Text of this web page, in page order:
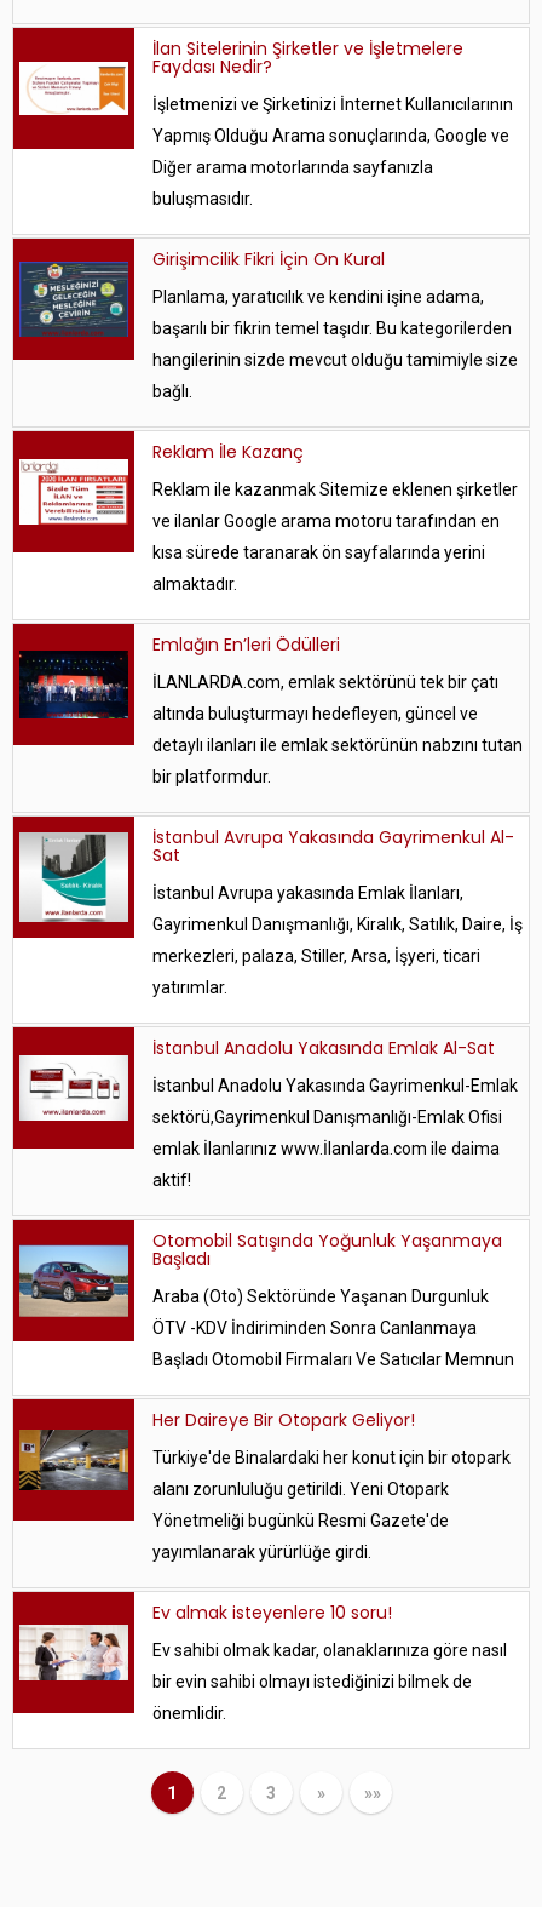
İlan Sitelerinin Şirketler ve İşletmelere
Faydası Nedir?
İşletmenizi ve Şirketinizi İnternet Kullanıcılarının
Yapmış Olduğu Arama sonuçlarında, Google ve
Diğer arama motorlarında sayfanızla
buluşmasıdır.
Girişimcilik Fikri İçin On Kural
Planlama, yaratıcılık ve kendini işine adama,
başarılı bir fikrin temel taşıdır. Bu kategorilerden
hangilerinin sizde mevcut olduğu tamimiyle size
bağlı.
Reklam İle Kazanç
Reklam ile kazanmak Sitemize eklenen şirketler
ve ilanlar Google arama motoru tarafından en
kısa sürede taranarak ön sayfalarında yerini
almaktadır.
Emlağın En’leri Ödülleri
İLANLARDA.com, emlak sektörünü tek bir çatı
altında buluşturmayı hedefleyen, güncel ve
detaylı ilanları ile emlak sektörünün nabzını tutan
bir platformdur.
İstanbul Avrupa Yakasında Gayrimenkul Al-
Sat
İstanbul Avrupa yakasında Emlak İlanları,
Gayrimenkul Danışmanlığı, Kiralık, Satılık, Daire, İş
merkezleri, palaza, Stiller, Arsa, İşyeri, ticari
yatırımlar.
İstanbul Anadolu Yakasında Emlak Al-Sat
İstanbul Anadolu Yakasında Gayrimenkul-Emlak
sektörü,Gayrimenkul Danışmanlığı-Emlak Ofisi
emlak İlanlarınız www.İlanlarda.com ile daima
aktif!
Otomobil Satışında Yoğunluk Yaşanmaya
Başladı
Araba (Oto) Sektöründe Yaşanan Durgunluk
ÖTV -KDV İndiriminden Sonra Canlanmaya
Başladı Otomobil Firmaları Ve Satıcılar Memnun
Her Daireye Bir Otopark Geliyor!
Türkiye'de Binalardaki her konut için bir otopark
alanı zorunluluğu getirildi. Yeni Otopark
Yönetmeliği bugünkü Resmi Gazete'de
yayımlanarak yürürlüğe girdi.
Ev almak isteyenlere 10 soru!
Ev sahibi olmak kadar, olanaklarınıza göre nasıl
bir evin sahibi olmayı istediğinizi bilmek de
önemlidir.
1 2 3 » »»